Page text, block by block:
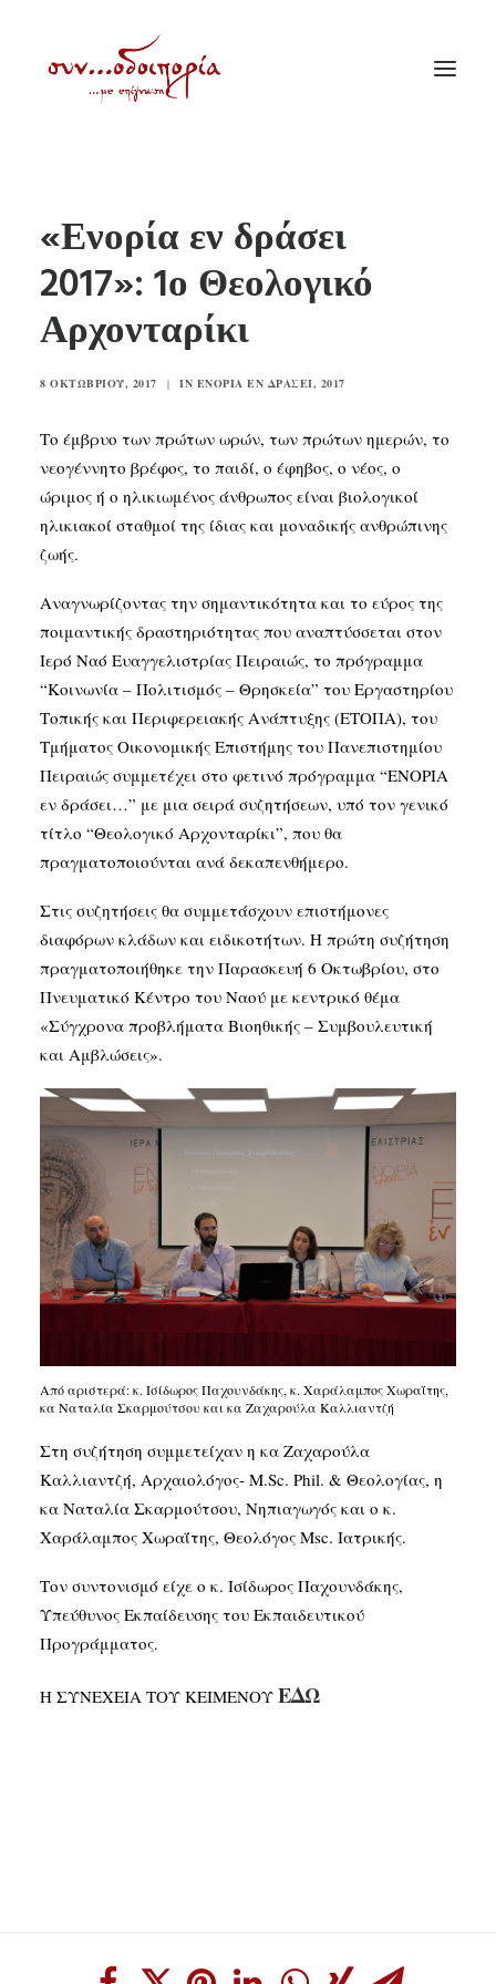
ΘΕΜΑΤΟΛΟΓΙΑ
ΑΝΑΚΟΙΝΩΣΕΙΣ
ΕΝΟΡΙΑ ΕΝ ΔΡΑΣΕΙ
ΕΥΑΓΓΕΛΙΣΤΡΙΑ ΠΕΙΡΑΙΏΣ
ΠΑΛΑΙΑ ΣΥΝΟΔΟΙΠΟΡΙΑ
ΕΠΙΚΟΙΝΩΝΙΑ
SEARCH
«Ενορία εν δράσει
2017»: 1ο Θεολογικό
Αρχονταρίκι
8 ΟΚΤΩΒΡΊΟΥ, 2017 | IN ΕΝΟΡΊΑ ΕΝ ΔΡΆΣΕΙ, 2017
Το έμβρυο των πρώτων ωρών, των πρώτων ημερών, το
νεογέννητο βρέφος, το παιδί, ο έφηβος, ο νέος, ο
ώριμος ή ο ηλικιωμένος άνθρωπος είναι βιολογικοί
ηλικιακοί σταθμοί της ίδιας και μοναδικής ανθρώπινης
ζωής.
Αναγνωρίζοντας την σημαντικότητα και το εύρος της
ποιμαντικής δραστηριότητας που αναπτύσσεται στον
Ιερό Ναό Ευαγγελιστρίας Πειραιώς, το πρόγραμμα
“Κοινωνία – Πολιτισμός – Θρησκεία” του Εργαστηρίου
Τοπικής και Περιφερειακής Ανάπτυξης (ΕΤΟΠΑ), του
Τμήματος Οικονομικής Επιστήμης του Πανεπιστημίου
Πειραιώς συμμετέχει στο φετινό πρόγραμμα “ΕΝΟΡΙΑ
εν δράσει…” με μια σειρά συζητήσεων, υπό τον γενικό
τίτλο “Θεολογικό Αρχονταρίκι”, που θα
πραγματοποιούνται ανά δεκαπενθήμερο.
Στις συζητήσεις θα συμμετάσχουν επιστήμονες
διαφόρων κλάδων και ειδικοτήτων. Η πρώτη συζήτηση
πραγματοποιήθηκε την Παρασκευή 6 Οκτωβρίου, στο
Πνευματικό Κέντρο του Ναού με κεντρικό θέμα
«Σύγχρονα προβλήματα Βιοηθικής – Συμβουλευτική
και Αμβλώσεις».
Από αριστερά: κ. Ισίδωρος Παχουνδάκης, κ. Χαράλαμπος Χωραΐτης,
κα Ναταλία Σκαρμούτσου και κα Ζαχαρούλα Καλλιαντζή
Στη συζήτηση συμμετείχαν η κα Ζαχαρούλα
Καλλιαντζή, Αρχαιολόγος- M.Sc. Phil. & Θεολογίας, η
κα Ναταλία Σκαρμούτσου, Νηπιαγωγός και ο κ.
Χαράλαμπος Χωραΐτης, Θεολόγος Msc. Ιατρικής.
Τον συντονισμό είχε ο κ. Ισίδωρος Παχουνδάκης,
Υπεύθυνος Εκπαίδευσης του Εκπαιδευτικού
Προγράμματος.
Η ΣΥΝΕΧΕΙΑ ΤΟΥ ΚΕΙΜΕΝΟΥ ΕΔΩ